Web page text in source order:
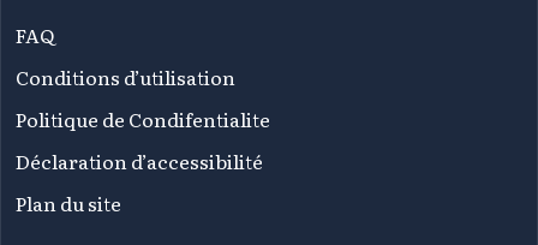
FAQ
Conditions d’utilisation
Politique de Condifentialite
Déclaration d’accessibilité
Plan du site